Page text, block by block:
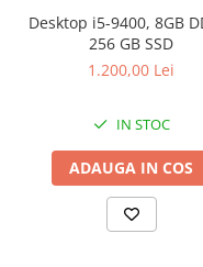
Adaptoare PowerLAN
Alte accesorii retea
Routere Wireless
Desktop i5-9400, 8GB
256 GB SSD
1.200,00 Lei
IN STOC
ADAUGA IN COS